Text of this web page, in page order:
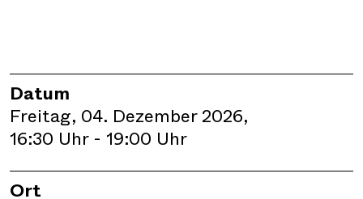
Datum
Freitag, 04. Dezember 2026,
16:30 Uhr - 19:00 Uhr
Ort